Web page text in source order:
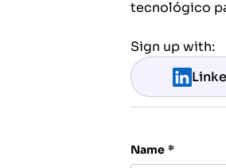
tecnológico
Sign up with:
Name *